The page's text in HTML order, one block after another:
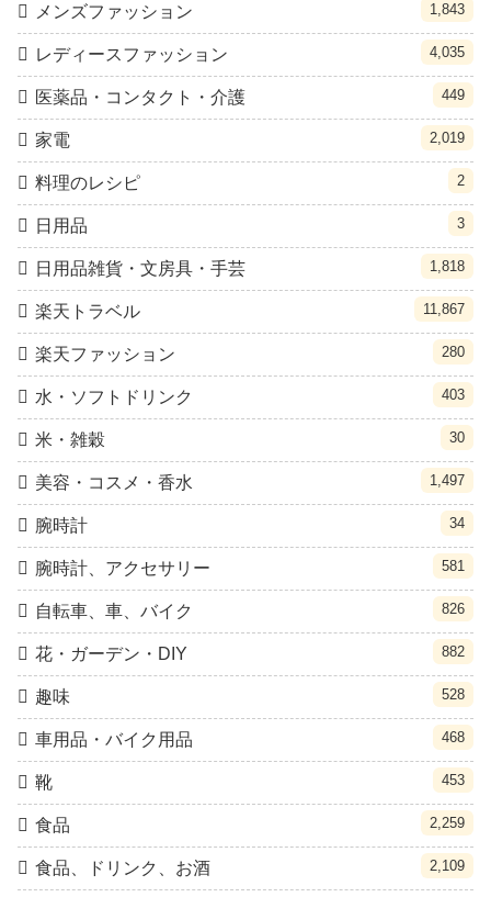
メンズファッション 1,843
レディースファッション 4,035
医薬品・コンタクト・介護 449
家電 2,019
料理のレシピ 2
日用品 3
日用品雑貨・文房具・手芸 1,818
楽天トラベル 11,867
楽天ファッション 280
水・ソフトドリンク 403
米・雑穀 30
美容・コスメ・香水 1,497
腕時計 34
腕時計、アクセサリー 581
自転車、車、バイク 826
花・ガーデン・DIY 882
趣味 528
車用品・バイク用品 468
靴 453
食品 2,259
食品、ドリンク、お酒 2,109